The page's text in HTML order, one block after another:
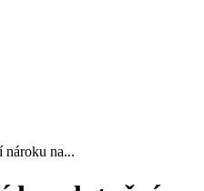
nároku na...